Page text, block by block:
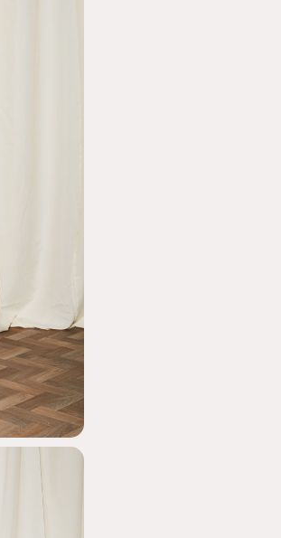
TO OUR
newsletter μας και
στην πρώτη σου αγορά!